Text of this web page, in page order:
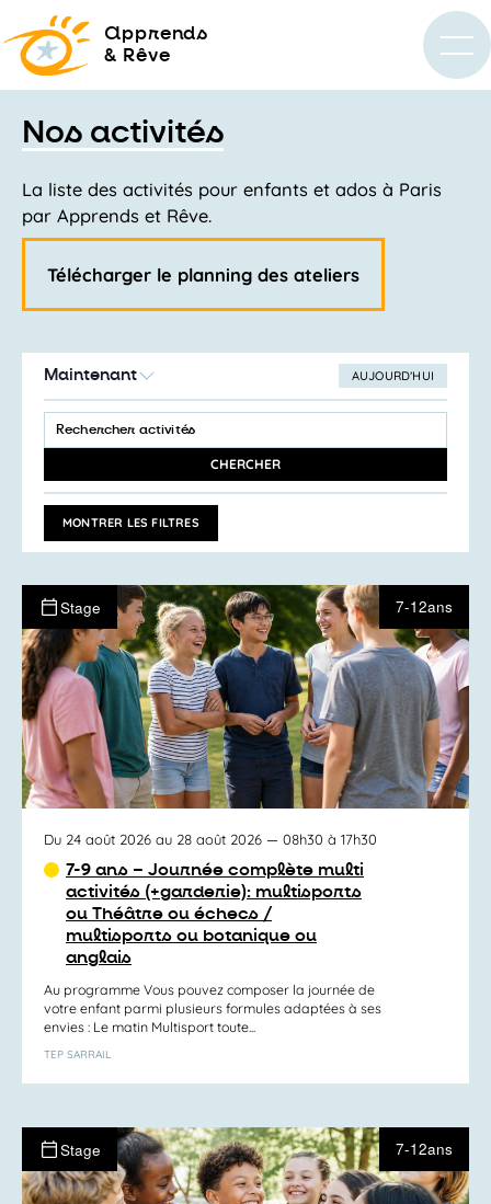
apprends
& Rêve
Nos activités
La liste des activités pour enfants et ados à Paris
par Apprends et Rêve.
Télécharger le planning des ateliers
AUJOURD’HUI
Maintenant
LA
DATE
Recherche
et
de
vues
Activités
SAISIR
MOT-
ACTIVITÉS
MOT-
CLÉ.
CHERCHER
MONTRER LES FILTRES
Stage 7-12ans
Du 24 août 2026 au 28 août 2026 — 08h30 à 17h30
7-9 ans – Journée complète multi
activités (+garderie): multisports
ou Théâtre ou échecs /
multisports ou botanique ou
anglais
Au programme Vous pouvez composer la journée de
votre enfant parmi plusieurs formules adaptées à ses
envies : Le matin Multisport toute...
TEP SARRAIL
Stage 7-12ans